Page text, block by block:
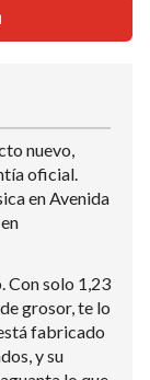
nuevo,
oficial.
en Avenida
Con solo 1,23
grosor, te lo
fabricado
y su